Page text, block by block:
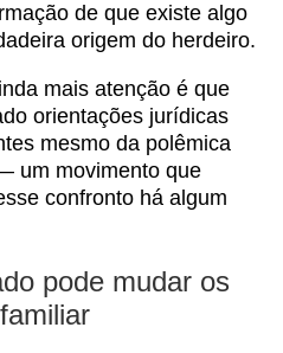
de que existe algo
origem do herdeiro.
mais atenção é que
orientações jurídicas
mesmo da polêmica
um movimento que
confronto há algum
pode mudar os